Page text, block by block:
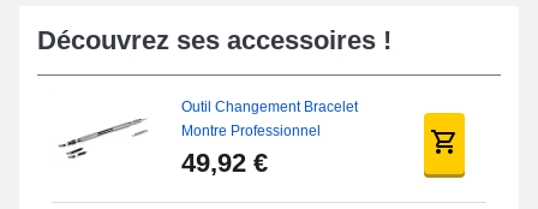
Découvrez ses accessoires !
Outil Changement Bracelet
Montre Professionnel
49,92 €